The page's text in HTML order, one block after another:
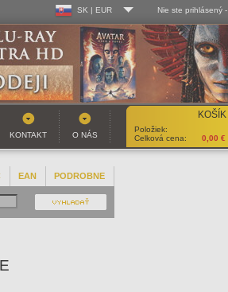
SK | EUR
CZ | Kč
SK | EUR
Nie ste prihlásený -
Log-in
Užív. meno:
Heslo:
Registrácia
KOŠÍK
Položiek:
Celková cena:
0,00 €
KONTAKT O NÁS
EAN PODROBNE